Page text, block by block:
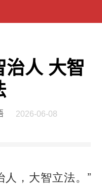
治人 大智
2026-06-08
，大智立法。”